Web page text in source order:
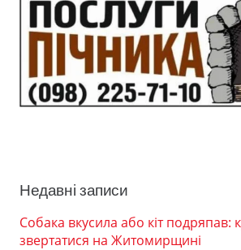
Недавні записи
Собака вкусила або кіт подряпав:
звертатися на Житомирщині